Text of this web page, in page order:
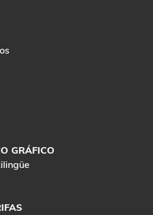
GRÁFICO